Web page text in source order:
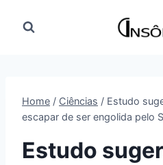
para
Home / Ciências / Estudo
escapar de ser engolida pelo
Estudo